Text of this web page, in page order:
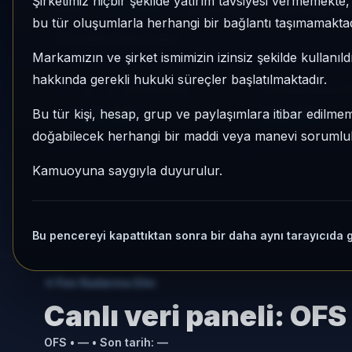
bu tür oluşumlarla herhangi bir bağlantı
Markamızın ve şirket ismimizin izinsiz şekilde
hakkında gerekli hukuki süreçler başlatılmaktadır.
Bu tür kişi, hesap, grup ve paylaşımlara itibar
doğabilecek herhangi bir maddi veya manevi
Kamuoyuna saygıyla duyurulur.
Bu pencereyi kapattıktan sonra bir daha aynı tarayıcıda
OFS Fon Sepeti Risk: Düşük Son fiyat:
+%3,09
3 Ay:+%2,70
20/77
Momentum bazlı
Fon Radarına Dön
Canlı veri paneli: OFS
OFS • — • Son tarih: —